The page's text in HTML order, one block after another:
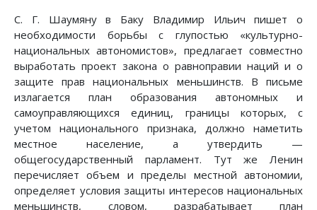
С. Г. Шаумяну в Баку Владимир Ильич пишет о
необходимости борьбы с глупостью «культурно-
национальных автономистов», предлагает совместно
выработать проект закона о равноправии наций и о
защите прав национальных меньшинств. В письме
излагается план образования автономных и
самоуправляющихся единиц, границы которых, с
учетом национального признака, должно наметить
местное население, а утвердить —
общегосударственный парламент. Тут же Ленин
перечисляет объем и пределы местной автономии,
определяет условия защиты интересов национальных
меньшинств, словом, разрабатывает план